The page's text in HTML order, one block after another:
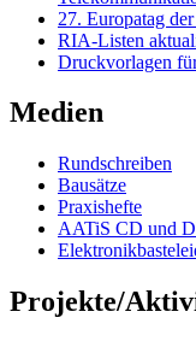
27. Europatag
RIA-Listen
Druckvorlagen
Medien
Rundschreiben
Bausätze
Praxishefte
AATiS CD und
Projekte/